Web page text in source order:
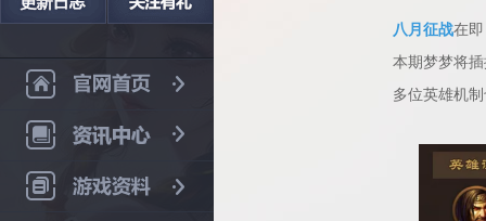
八月征战在
本期梦梦将
多位英雄机